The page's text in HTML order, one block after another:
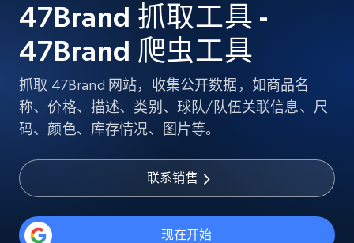
47Brand 抓取工具 -
47Brand 爬虫工具
抓取 47Brand 网站，收集公开数据，如商品名
称、价格、描述、类别、球队/队伍关联信息、尺
码、颜色、库存情况、图片等。
联系销售
现在开始